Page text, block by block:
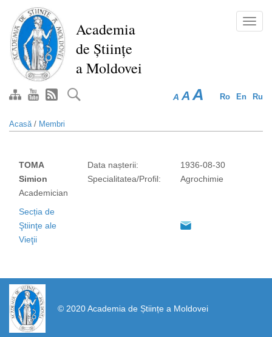
conţinutul
principal
Academia
de Științe
a Moldovei
Ro En Ru
A A A
Acasă/ Membri
TOMA
Simion
Academician
Data nașterii:
Specialitatea/Profil:
1936-08-30
Agrochimie
Secția de
Ştiinţe ale
Vieţii
© 2020 Academia de Științe a Moldovei
https://propletenie.ru/